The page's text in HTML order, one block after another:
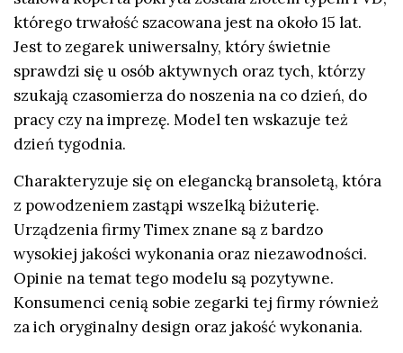
którego trwałość szacowana jest na około 15 lat.
Jest to zegarek uniwersalny, który świetnie
sprawdzi się u osób aktywnych oraz tych, którzy
szukają czasomierza do noszenia na co dzień, do
pracy czy na imprezę. Model ten wskazuje też
dzień tygodnia.
Charakteryzuje się on elegancką bransoletą, która
z powodzeniem zastąpi wszelką biżuterię.
Urządzenia firmy Timex znane są z bardzo
wysokiej jakości wykonania oraz niezawodności.
Opinie na temat tego modelu są pozytywne.
Konsumenci cenią sobie zegarki tej firmy również
za ich oryginalny design oraz jakość wykonania.